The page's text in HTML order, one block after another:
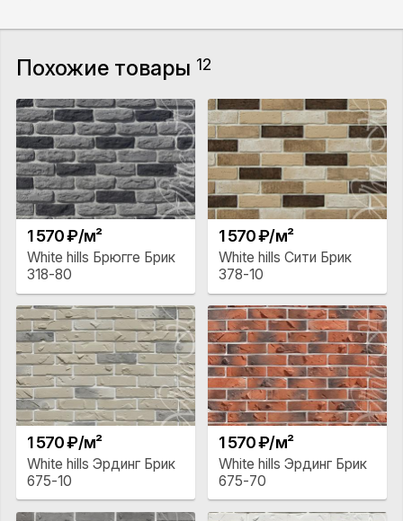
Похожие товары 12
1 570 ₽/м²
White hills Брюгге Брик
318-80
1 570 ₽/м²
White hills Сити Брик
378-10
1 570 ₽/м²
White hills Эрдинг Брик
675-10
1 570 ₽/м²
White hills Эрдинг Брик
675-70